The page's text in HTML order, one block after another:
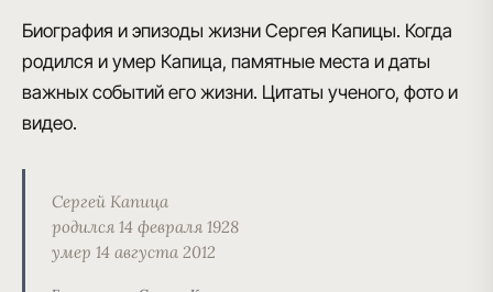
Биография и эпизоды жизни Сергея Капицы. Когда
родился и умер Капица, памятные места и даты
важных событий его жизни. Цитаты ученого, фото и
видео.
Сергей Капица
родился 14 февраля 1928
умер 14 августа 2012